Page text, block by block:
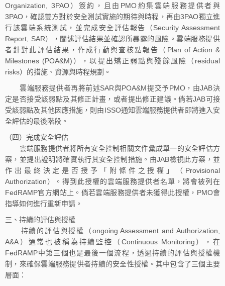
Organization, 3PAO）簽約，且由PMO約集雲端服務提供者與
3PAO，確認雙方對於安全測試實施的期待與時程，再由3PAO獨立進
行該雲端系統測試，並完成安全評估報告（Security Assessment
Report, SAR），闡述評估結果並確認所暴露的風險。雲端服務提供
者針對此評估結果，作成行動與查核點報告（Plan of Action &
Milestones (POA&M)），以提出矯正弱點與殘餘風險（residual
risks）的措施、資源與時程規劃。
雲端服務提供者再將前述SAR與POA&M提交予PMO，由JAB決
定是否接受該弱點及其修正計畫，或者提出修正建議。倘若JAB可接
受該弱點及其他因應措施，則由ISSO通知雲端服務提供者即將進入安
全評估的最後階段。
（四）完成安全評估
雲端服務提供者將所有安全控制相關文件彙成單一的安全評估方
案，並提出證明將確實執行其安全控制措施。由JAB檢視此方案，並
作出最終決定是否授予「附條件之授權」（Provisional
Authorization）。得到此授權的雲端服務提供者名單，將會被列在
FedRAMP官方網站上。倘若雲端服務提供者未獲得此授權，PMO會
指導如何進行重新申請。
三、持續的評估與授權
持續的評估與授權（ongoing Assessment and Authorization,
A&A）通常也被稱為持續監控（Continuous Monitoring），在
FedRAMP中第三個也是最後一個流程，透過持續的評估與授權機
制，來確保雲端服務提供者持續的安全性授權。其中包含了三個主要
層面：